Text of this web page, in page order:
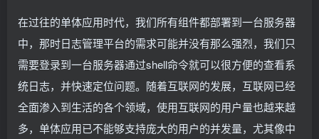
在过往的单体应用时代，我们所有组件都部署到一台服务器
中，那时日志管理平台的需求可能并没有那么强烈，我们只
需要登录到一台服务器通过shell命令就可以很方便的查看系
统日志，并快速定位问题。随着互联网的发展，互联网已经
全面渗入到生活的各个领域，使用互联网的用户量也越来越
多，单体应用已不能够支持庞大的用户的并发量，尤其像中